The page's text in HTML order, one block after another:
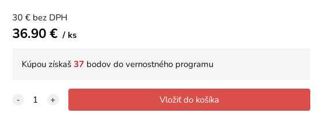
30€ bez DPH
36.90€ ks
Kúpou získaš 37bodov do vernostného programu